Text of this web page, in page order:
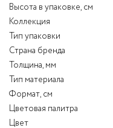
Высота в упаковке, см
Коллекция
Тип упаковки
Страна бренда
Толщина, мм
Тип материала
Формат, см
Цветовая палитра
Цвет